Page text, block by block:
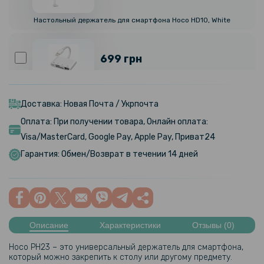
Настольный держатель для смартфона Hoco HD10, White
699 грн
Адаптер OTG переходник картридер для iPhone / iPad NK-108L 4 in 1
Доставка: Новая Почта / Укрпочта
Оплата: При получении товара, Онлайн оплата:
Visa/MasterCard, Google Pay, Apple Pay, Приват24
Гарантия: Обмен/Возврат в течении 14 дней
Описание Характеристики Отзывы (0)
Hoco PH23 – это универсальный держатель для смартфона,
который можно закрепить к столу или другому предмету.